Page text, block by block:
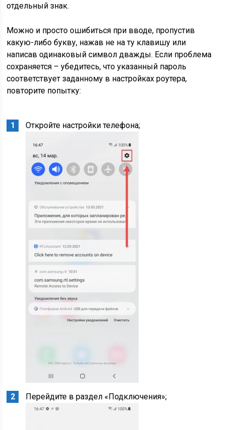
отдельный знак.
Можно и просто ошибиться при вводе, пропустив
какую-либо букву, нажав не на ту клавишу или
написав одинаковый символ дважды. Если проблема
сохраняется – убедитесь, что указанный пароль
соответствует заданному в настройках роутера,
повторите попытку:
Откройте настройки телефона;
Перейдите в раздел «Подключения»;